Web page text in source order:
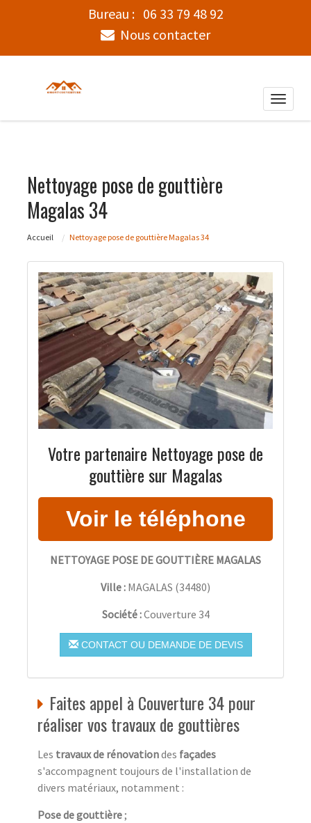
Bureau : 06 33 79 48 92
Nous contacter
Toggle
Nettoyage pose de gouttière
Magalas 34
Accueil Nettoyage pose de gouttière Magalas 34
Votre partenaire Nettoyage pose de
gouttière sur Magalas
NETTOYAGE POSE DE GOUTTIÈRE MAGALAS
Ville : MAGALAS (34480)
Société :Couverture 34
CONTACT OU DEMANDE DE DEVIS
Faites appel à Couverture 34 pour
réaliser vos travaux de gouttières
Les travaux de rénovationdes façades
s'accompagnent toujours de l'installation de
divers matériaux, notamment :
Pose de gouttière;